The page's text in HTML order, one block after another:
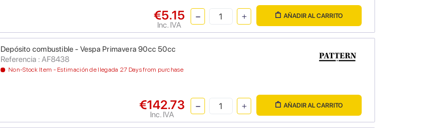
€5.15
Inc. IVA
AÑADIR AL CARRITO
Depósito combustible - Vespa Primavera 90cc 50cc
Referencia : AF8438
Non-Stock Item - Estimación de llegada 27 Days from purchase
€142.73
Inc. IVA
AÑADIR AL CARRITO